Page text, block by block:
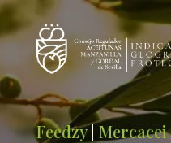
Feedzy| Mercacei